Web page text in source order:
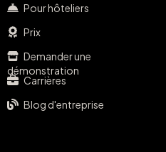
Pour hôteliers
Prix
Demander une
démonstration
Carrières
Blog d'entreprise